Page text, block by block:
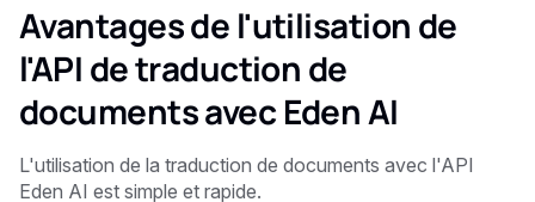
Avantages de l'utilisation de
l'API de traduction de
documents avec Eden AI
L'utilisation de la traduction de documents avec l'API
Eden AI est simple et rapide.